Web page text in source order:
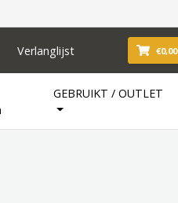
Verlanglijst €0,00
GEBRUIKT / OUTLET